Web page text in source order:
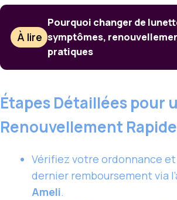
À lire
Pourquoi changer de
symptômes,
pratiques
Étapes Détaillées pour
Renouvellement Rapide
Vérifiez votre ordonnance
dernier remboursement via
Ameli.